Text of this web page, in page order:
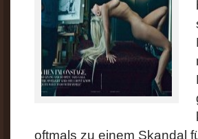
oftmals zu einem Skandal